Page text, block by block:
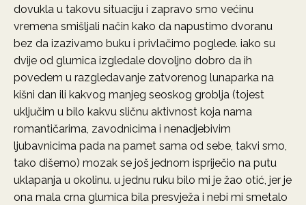
dovukla u takovu situaciju i zapravo smo većinu
vremena smišljali način kako da napustimo dvoranu
bez da izazivamo buku i privlačimo poglede. iako su
dvije od glumica izgledale dovoljno dobro da ih
povedem u razgledavanje zatvorenog lunaparka na
kišni dan ili kakvog manjeg seoskog groblja (tojest
uključim u bilo kakvu sličnu aktivnost koja nama
romantičarima, zavodnicima i nenadjebivim
ljubavnicima pada na pamet sama od sebe, takvi smo,
tako dišemo) mozak se još jednom ispriječio na putu
uklapanja u okolinu. u jednu ruku bilo mi je žao otić, jer je
ona mala crna glumica bila presvježa i nebi mi smetalo